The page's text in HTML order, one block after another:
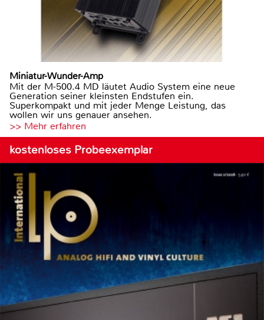
Miniatur-Wunder-Amp
Mit der M-500.4 MD läutet Audio System eine neue
Generation seiner kleinsten Endstufen ein.
Superkompakt und mit jeder Menge Leistung, das
wollen wir uns genauer ansehen.
>> Mehr erfahren
kostenloses Probeexemplar